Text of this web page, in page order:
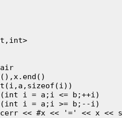
i = a;i <= b;++i)
i = a;i >= b;--i)
<< #x << '=' << x <<